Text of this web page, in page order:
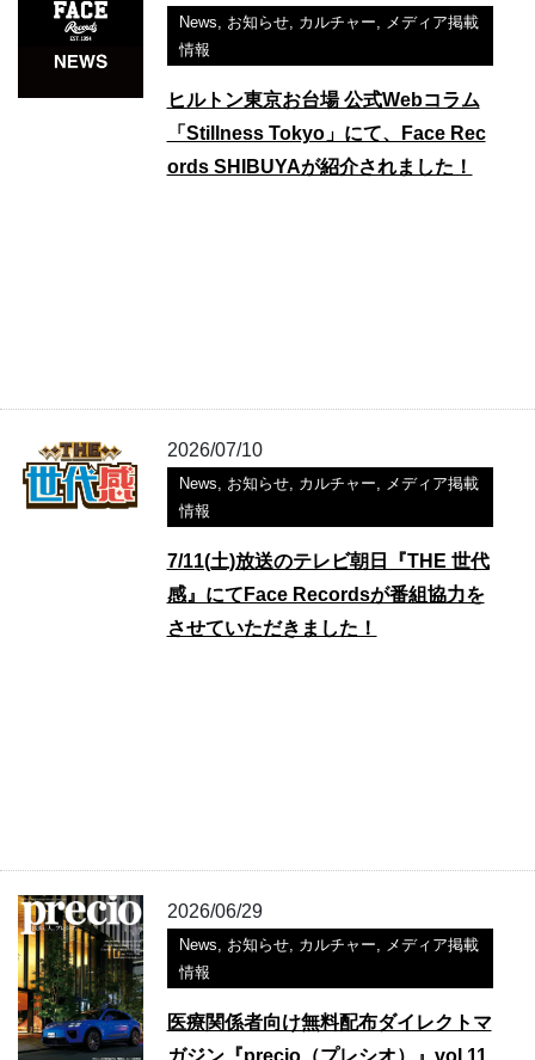
News, お知らせ, カルチャー, メディア掲載
情報
ヒルトン東京お台場 公式Webコラム
「Stillness Tokyo」にて、Face Rec
ords SHIBUYAが紹介されました！
2026/07/10
News, お知らせ, カルチャー, メディア掲載
情報
7/11(土)放送のテレビ朝日『THE 世代
感』にてFace Recordsが番組協力を
させていただきました！
2026/06/29
News, お知らせ, カルチャー, メディア掲載
情報
医療関係者向け無料配布ダイレクトマ
ガジン『precio（プレシオ）』vol.11